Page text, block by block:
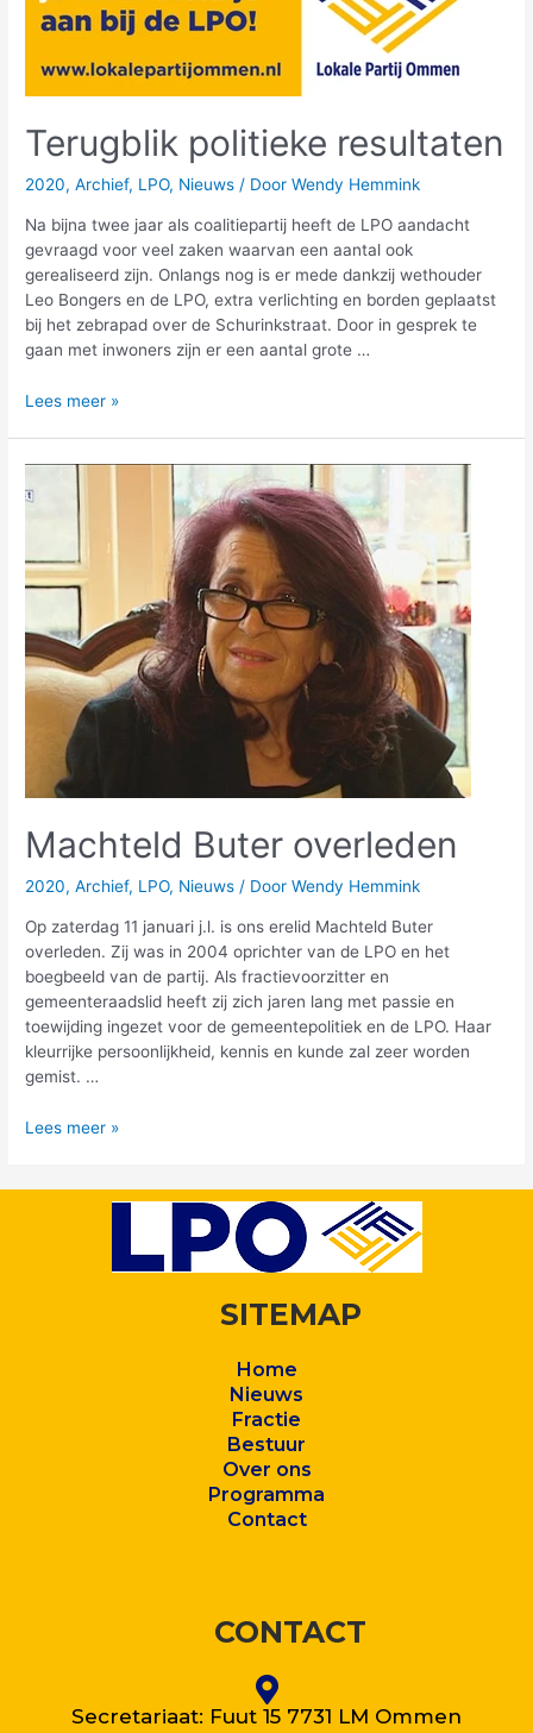
Terugblik politieke resultaten
2020,Archief, LPO, Nieuws / DoorWendy Hemmink
Na bijna twee jaar als coalitiepartij heeft de LPO aandacht
gevraagd voor veel zaken waarvan een aantal ook
gerealiseerd zijn. Onlangs nog is er mede dankzij wethouder
Leo Bongers en de LPO, extra verlichting en borden geplaatst
bij het zebrapad over de Schurinkstraat. Door in gesprek te
gaan met inwoners zijn er een aantal grote …
Lees meer »
Machteld Buter overleden
2020,Archief, LPO, Nieuws / DoorWendy Hemmink
Op zaterdag 11 januari j.l. is ons erelid Machteld Buter
overleden. Zij was in 2004 oprichter van de LPO en het
boegbeeld van de partij. Als fractievoorzitter en
gemeenteraadslid heeft zij zich jaren lang met passie en
toewijding ingezet voor de gemeentepolitiek en de LPO. Haar
kleurrijke persoonlijkheid, kennis en kunde zal zeer worden
gemist. …
Machteld
Buter
overleden
Lees meer »
SITEMAP
Home
Nieuws
Fractie
Bestuur
Over ons
Programma
Contact
CONTACT
Secretariaat: Fuut 15 7731 LM Ommen